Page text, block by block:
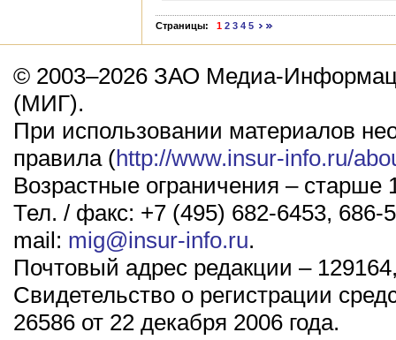
Страницы: 1 2 3 4 5
© 2003–2026 ЗАО Медиа-
(МИГ).
При использовании материалов
правила (http://www.insur-info.ru/
Возрастные ограничения – старше
Тел. / факс: +7 (495) 682-6453, 686-
mail: mig@insur-info.ru.
Почтовый адрес редакции –
Свидетельство о регистрации
26586 от 22 декабря 2006 года.